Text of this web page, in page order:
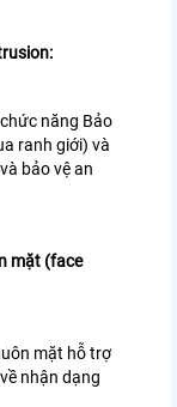
năng Bảo
ranh giới) và
bảo vệ an
mặt (face
mặt hỗ trợ
nhận dạng